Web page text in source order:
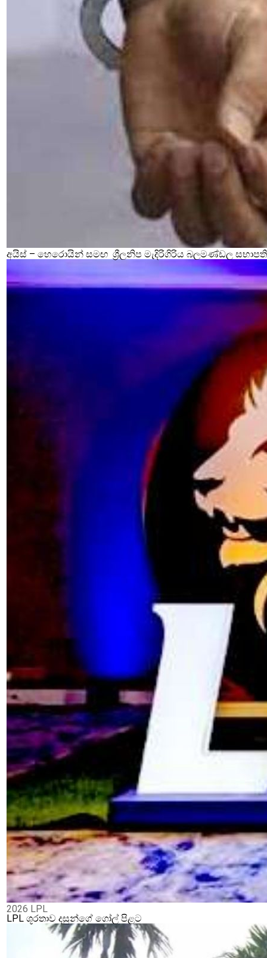
අයිස් – හෙරොයින් සමඟ ශ්‍රීලනිප මැදිරිගිරිය බලමණ්ඩල සභාපති
2026 LPL
LPL ශූරතාව දසුන්ගේ ගෝල් පිළට